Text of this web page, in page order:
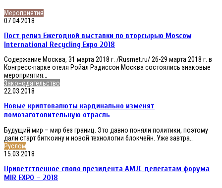
Пост
релиз
выставки
по
Moscow
International
Recycling
Expo
2018
Мероприятия
07.04.2018
Пост релиз Ежегодной выставки по вторсырью Moscow
International Recycling Expo 2018
Содержание Москва, 31 марта 2018 г. /Rusmet.ru/ 26-29 марта 2018 г. в
Конгресс-парке отеля Ройал Рэдиссон Москва состоялись знаковые
мероприятия…
Новые
криптовалюты
изменят
ломозаготовительную
Законодательство
22.03.2018
Новые криптовалюты кардинально изменят
ломозаготовительную отрасль
Будущий мир – мир без границ. Это давно поняли политики, поэтому
дали старт биткоину и новой технологии блокчейн. Уже завтра…
Приветственное
слово
AMJC
делегатам
Руслом
15.03.2018
Приветственное слово президента AMJC делегатам форума
MIR EXPO – 2018